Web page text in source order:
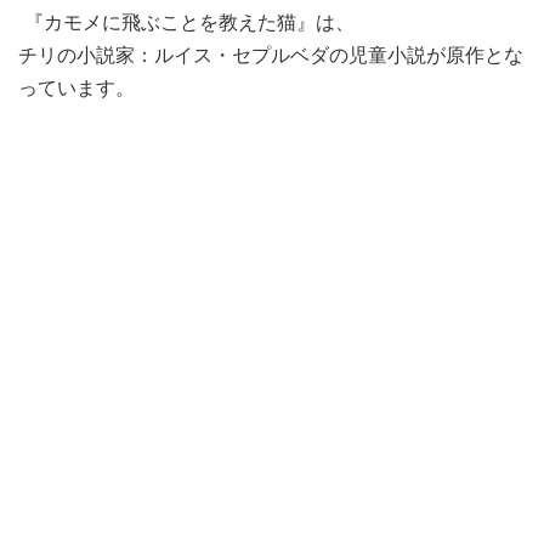
『カモメに飛ぶことを教えた猫』は、
チリの小説家：ルイス・セプルベダの児童小説が原作とな
っています。